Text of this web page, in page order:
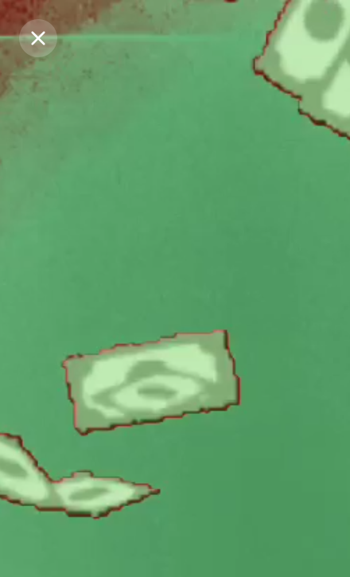
Purchase Coins
Purchase Coins